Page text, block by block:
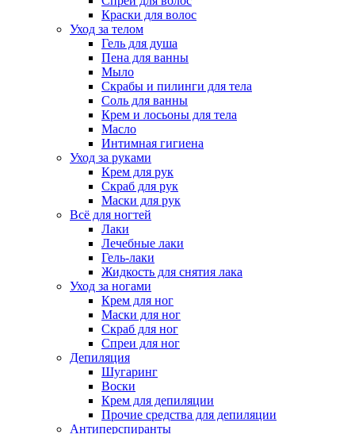
Краски для волос
Уход за телом
Гель для душа
Пена для ванны
Мыло
Скрабы и пилинги для тела
Соль для ванны
Крем и лосьоны для тела
Масло
Интимная гигиена
Уход за руками
Крем для рук
Скраб для рук
Маски для рук
Всё для ногтей
Лаки
Лечебные лаки
Гель-лаки
Жидкость для снятия лака
Уход за ногами
Крем для ног
Маски для ног
Скраб для ног
Спреи для ног
Депиляция
Шугаринг
Воски
Крем для депиляции
Прочие средства для депиляции
Антиперспиранты